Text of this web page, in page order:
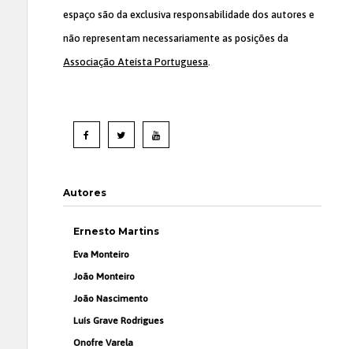
espaço são da exclusiva responsabilidade dos autores e
não representam necessariamente as posições da
Associação Ateísta Portuguesa.
Autores
Ernesto Martins
Eva Monteiro
João Monteiro
João Nascimento
Luís Grave Rodrigues
Onofre Varela